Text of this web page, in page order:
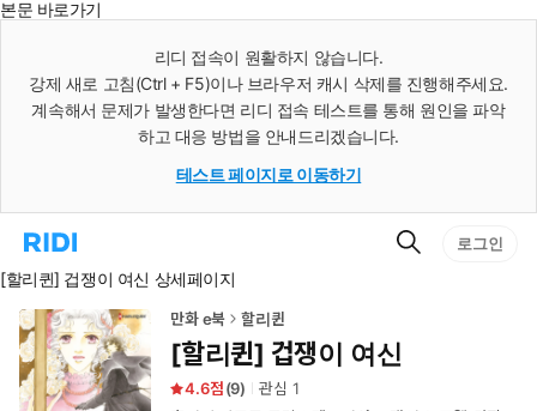
본문 바로가기
리디 접속이 원활하지 않습니다.
강제 새로 고침(Ctrl + F5)이나 브라우저 캐시 삭제를 진행해주세요.
계속해서 문제가 발생한다면 리디 접속 테스트를 통해 원인을 파악
하고 대응 방법을 안내드리겠습니다.
테스트 페이지로 이동하기
리
홈
로
이
동
검
로그인
[할리퀸] 겁쟁이 여신 상세페이지
만화 e북 할리퀸
[할리퀸] 겁쟁이 여신
4.6 (9) 관심 1